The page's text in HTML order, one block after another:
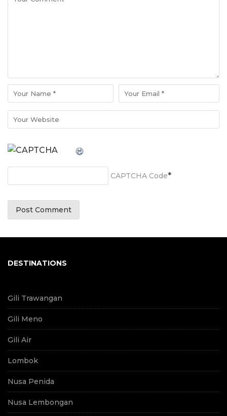
CAPTCHA Code*
DESTINATIONS
Gili Trawangan
Gili Meno
Gili Air
Lombok
Nusa Penida
Nusa Lembongan